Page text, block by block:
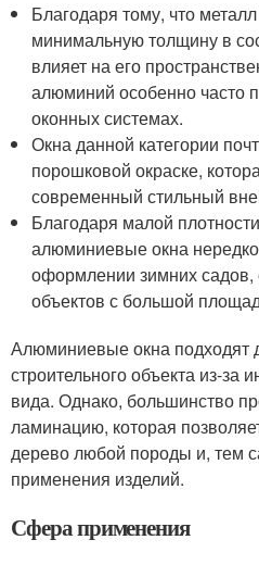
Благодаря тому, что
минимальную толщину в
влияет на его
алюминий особенно часто
оконных системах.
Окна данной категории
порошковой окраске,
современный стильный
Благодаря малой
алюминиевые окна
оформлении зимних садов,
объектов с большой
Алюминиевые окна подходят
строительного объекта из-за
вида. Однако, большинство
ламинацию, которая
дерево любой породы и, тем
применения изделий.
Сфера применения